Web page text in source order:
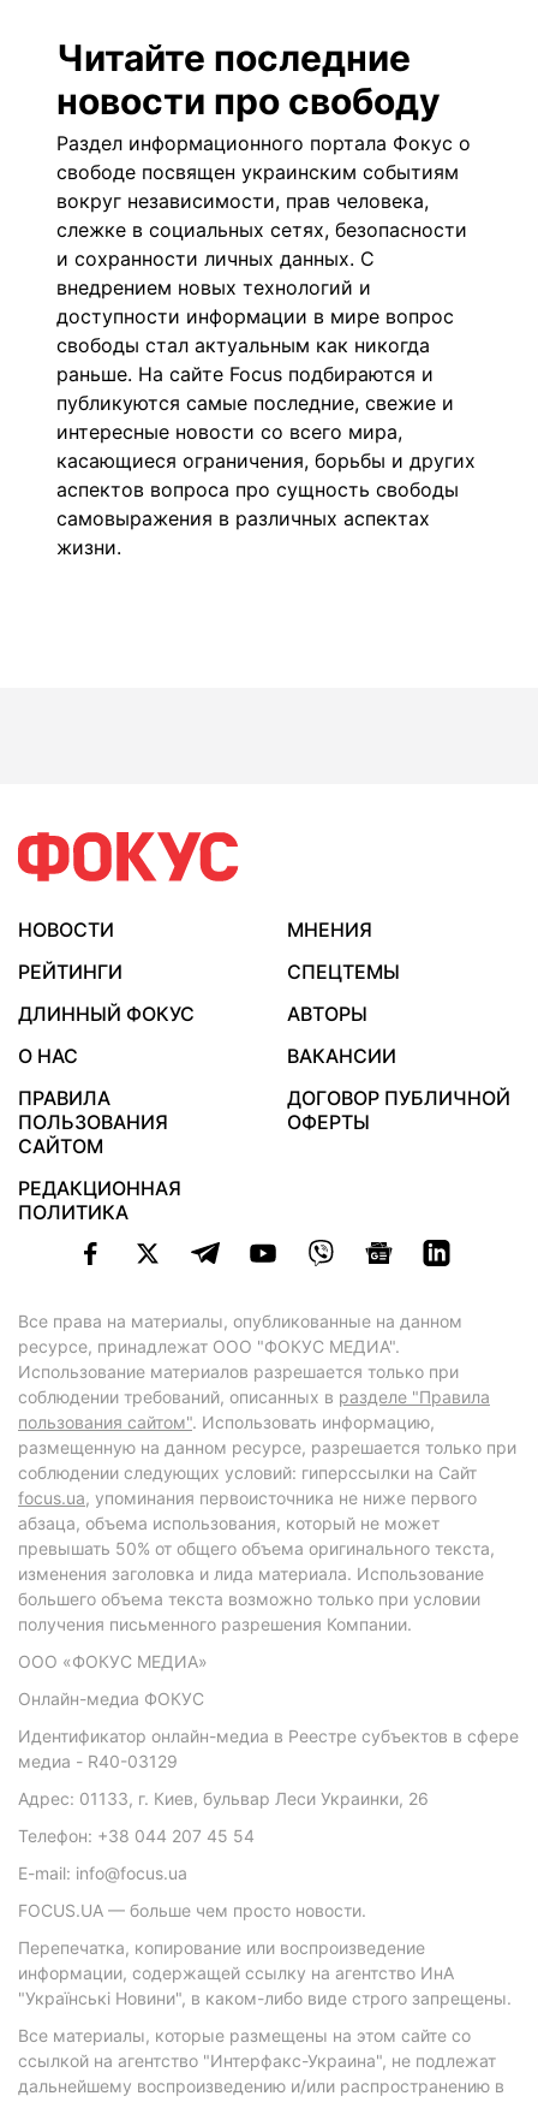
Читайте последние
новости про свободу
Раздел информационного портала Фокус о
свободе посвящен украинским событиям
вокруг независимости, прав человека,
слежке в социальных сетях, безопасности
и сохранности личных данных. С
внедрением новых технологий и
доступности информации в мире вопрос
свободы стал актуальным как никогда
раньше. На сайте Focus подбираются и
публикуются самые последние, свежие и
интересные новости со всего мира,
касающиеся ограничения, борьбы и других
аспектов вопроса про сущность свободы
самовыражения в различных аспектах
жизни.
НОВОСТИ
МНЕНИЯ
РЕЙТИНГИ
СПЕЦТЕМЫ
ДЛИННЫЙ ФОКУС
АВТОРЫ
О НАС
ВАКАНСИИ
ПРАВИЛА
ПОЛЬЗОВАНИЯ
САЙТОМ
ДОГОВОР ПУБЛИЧНОЙ
ОФЕРТЫ
РЕДАКЦИОННАЯ
ПОЛИТИКА
Все права на материалы, опубликованные на данном
ресурсе, принадлежат ООО "ФОКУС МЕДИА".
Использование материалов разрешается только при
соблюдении требований, описанных в разделе "Правила
пользования сайтом". Использовать информацию,
размещенную на данном ресурсе, разрешается только при
соблюдении следующих условий: гиперссылки на Сайт
focus.ua, упоминания первоисточника не ниже первого
абзаца, объема использования, который не может
превышать 50% от общего объема оригинального текста,
изменения заголовка и лида материала. Использование
большего объема текста возможно только при условии
получения письменного разрешения Компании.
ООО «ФОКУС МЕДИА»
Онлайн-медиа ФОКУС
Идентификатор онлайн-медиа в Реестре субъектов в сфере
медиа - R40-03129
Адрес: 01133, г. Киев, бульвар Леси Украинки, 26
Телефон: +38 044 207 45 54
E-mail: info@focus.ua
FOCUS.UA — больше чем просто новости.
Перепечатка, копирование или воспроизведение
информации, содержащей ссылку на агентство ИнА
"Українські Новини", в каком-либо виде строго запрещены.
Все материалы, которые размещены на этом сайте со
ссылкой на агентство "Интерфакс-Украина", не подлежат
дальнейшему воспроизведению и/или распространению в